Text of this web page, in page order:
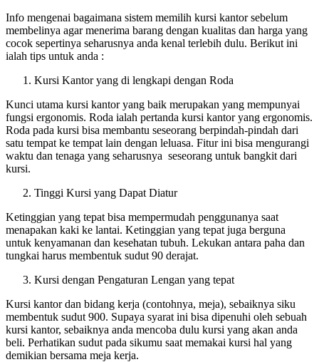
Info mengenai bagaimana sistem memilih kursi kantor sebelum
membelinya agar menerima barang dengan kualitas dan harga yang
cocok sepertinya seharusnya anda kenal terlebih dulu. Berikut ini
ialah tips untuk anda :
Kursi Kantor yang di lengkapi dengan Roda
Kunci utama kursi kantor yang baik merupakan yang mempunyai
fungsi ergonomis. Roda ialah pertanda kursi kantor yang ergonomis.
Roda pada kursi bisa membantu seseorang berpindah-pindah dari
satu tempat ke tempat lain dengan leluasa. Fitur ini bisa mengurangi
waktu dan tenaga yang seharusnya seseorang untuk bangkit dari
kursi.
Tinggi Kursi yang Dapat Diatur
Ketinggian yang tepat bisa mempermudah penggunanya saat
menapakan kaki ke lantai. Ketinggian yang tepat juga berguna
untuk kenyamanan dan kesehatan tubuh. Lekukan antara paha dan
tungkai harus membentuk sudut 90 derajat.
Kursi dengan Pengaturan Lengan yang tepat
Kursi kantor dan bidang kerja (contohnya, meja), sebaiknya siku
membentuk sudut 900. Supaya syarat ini bisa dipenuhi oleh sebuah
kursi kantor, sebaiknya anda mencoba dulu kursi yang akan anda
beli. Perhatikan sudut pada sikumu saat memakai kursi hal yang
demikian bersama meja kerja.